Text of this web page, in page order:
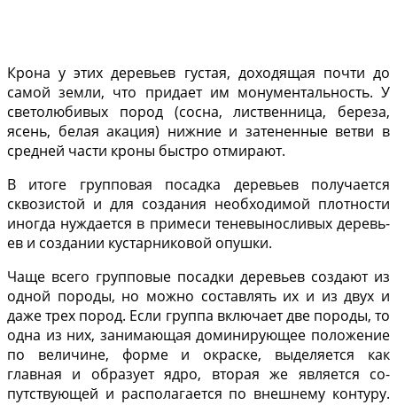
Крона у этих деревьев густая, дохо­дящая почти до
самой земли, что придает им монументальность. У
светолюбивых пород (сосна, ли­ственница, береза,
ясень, белая ака­ция) нижние и затененные ветви в
средней части кроны быстро отмирают.
В итоге групповая посадка деревьев получается
сквозистой и для создания необхо­димой плотности
иногда нуждается в примеси теневыносливых деревь­
ев и создании кустарниковой опуш­ки.
Чаще всего групповые посадки деревьев создают из
од­ной породы, но можно составлять их и из двух и
даже трех пород. Если группа включает две породы, то
одна из них, занимающая доминирующее положение
по величине, форме и ок­раске, выделяется как
главная и об­разует ядро, вторая же является со­
путствующей и располагается по внешнему контуру.